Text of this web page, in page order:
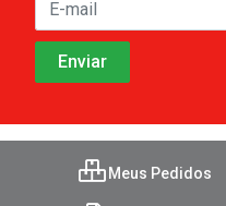
Meus Pedidos